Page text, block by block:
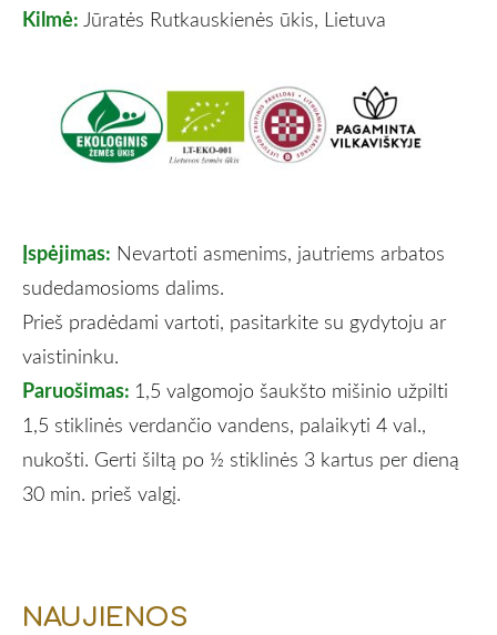
NAUJIENOS
Kilmė: Jūratės Rutkauskienės ūkis, Lietuva
Įspėjimas: Nevartoti asmenims, jautriems arbatos
sudedamosioms dalims.
Prieš pradėdami vartoti, pasitarkite su gydytoju ar
vaistininku.
Paruošimas: 1,5 valgomojo šaukšto mišinio užpilti
1,5 stiklinės verdančio vandens, palaikyti 4 val.,
nukošti. Gerti šiltą po ½ stiklinės 3 kartus per dieną
30 min. prieš valgį.